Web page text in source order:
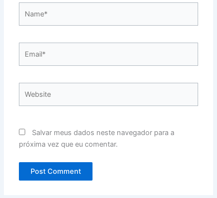
Salvar meus dados neste navegador para a
próxima vez que eu comentar.